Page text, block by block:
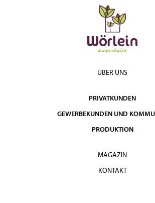
ÜBER UNS
PRIVATKUNDEN
GEWERBEKUNDEN UND
PRODUKTION
MAGAZIN
KONTAKT